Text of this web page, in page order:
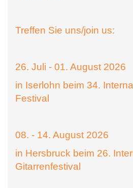
Treffen Sie uns/join us:
26. Juli - 01. August 2026
in Iserlohn beim 34.
Festival
08. - 14. August 2026
in Hersbruck beim 26.
Gitarrenfestival